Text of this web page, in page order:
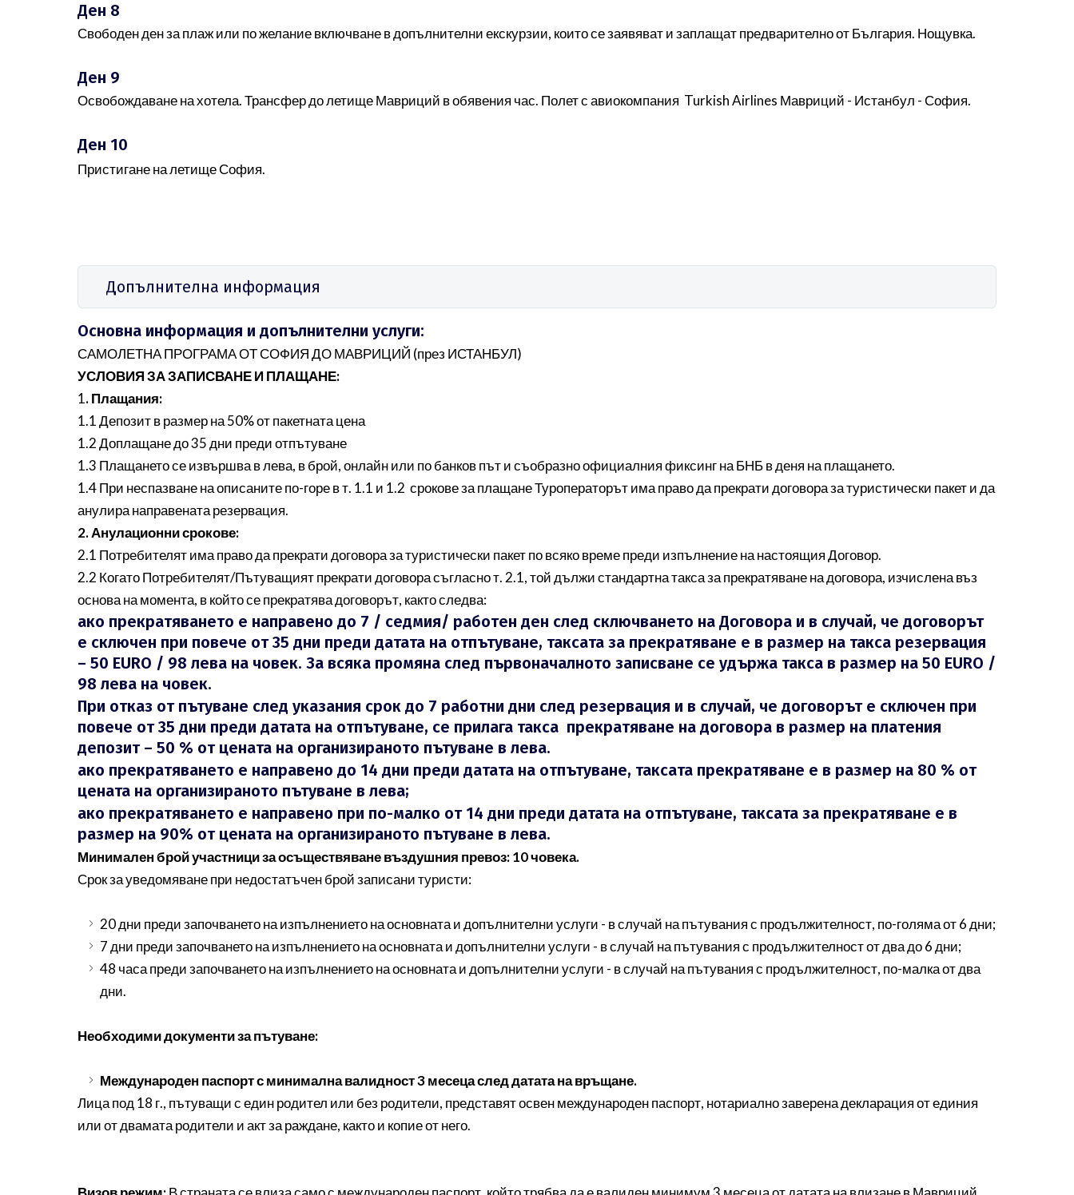
Ден 8
Свободен ден за плаж или по желание включване в допълнителни екскурзии, които се заявяват и заплащат предварително от България. Нощувка.
Ден 9
Освобождаване на хотела. Трансфер до летище Мавриций в обявения час. Полет с авиокомпания Turkish Airlines Мавриций - Истанбул - София.
Ден 10
Пристигане на летище София.
Допълнителна информация
Основна информация и допълнителни услуги:
САМОЛЕТНА ПРОГРАМА ОТ СОФИЯ ДО МАВРИЦИЙ (през ИСТАНБУЛ)
УСЛОВИЯ ЗА ЗАПИСВАНЕ И ПЛАЩАНЕ:
1. Плащания:
1.1 Депозит в размер на 50% от пакетната цена
1.2 Доплащане до 35 дни преди отпътуване
1.3 Плащането се извършва в лева, в брой, онлайн или по банков път и съобразно официалния фиксинг на БНБ в деня на плащането.
1.4 При неспазване на описаните по-горе в т. 1.1 и 1.2 срокове за плащане Туроператорът има право да прекрати договора за туристически пакет и да
анулира направената резервация.
2. Анулационни срокове:
2.1 Потребителят има право да прекрати договора за туристически пакет по всяко време преди изпълнение на настоящия Договор.
2.2 Когато Потребителят/Пътуващият прекрати договора съгласно т. 2.1, той дължи стандартна такса за прекратяване на договора, изчислена въз
основа на момента, в който се прекратява договорът, както следва:
ако прекратяването е направено до 7 / седмия/ работен ден след сключването на Договора и в случай, че договорът
е сключен при повече от 35 дни преди датата на отпътуване, таксата за прекратяване е в размер на такса резервация
– 50 EURO / 98 лева на човек. За всяка промяна след първоначалното записване се удържа такса в размер на 50 EURO /
98 лева на човек.
При отказ от пътуване след указания срок до 7 работни дни след резервация и в случай, че договорът е сключен при
повече от 35 дни преди датата на отпътуване, се прилага такса прекратяване на договора в размер на платения
депозит – 50 % от цената на организираното пътуване в лева.
ако прекратяването е направено до 14 дни преди датата на отпътуване, таксата прекратяване е в размер на 80 % от
цената на организираното пътуване в лева;
ако прекратяването е направено при по-малко от 14 дни преди датата на отпътуване, таксата за прекратяване е в
размер на 90% от цената на организираното пътуване в лева.
Минимален брой участници за осъществяване въздушния превоз: 10 човека.
Срок за уведомяване при недостатъчен брой записани туристи:
20 дни преди започването на изпълнението на основната и допълнителни услуги - в случай на пътувания с продължителност, по-голяма от 6 дни;
7 дни преди започването на изпълнението на основната и допълнителни услуги - в случай на пътувания с продължителност от два до 6 дни;
48 часа преди започването на изпълнението на основната и допълнителни услуги - в случай на пътувания с продължителност, по-малка от два
дни.
Необходими документи за пътуване:
Международен паспорт с минимална валидност 3 месеца след датата на връщане.
Лица под 18 г., пътуващи с един родител или без родители, представят освен международен паспорт, нотариално заверена декларация от единия
или от двамата родители и акт за раждане, както и копие от него.